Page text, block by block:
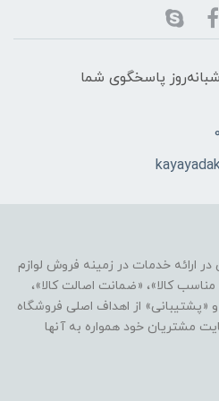
، ۲۴ ساعت شبانه‌روز پاسخگوی شما
ارائه خدمات در زمینه فروش لوازم
کالا»، «ضمانت اصالت کالا»،
«پشتیبانی» از اهداف اصلی فروشگاه
مشتریان خود همواره به آنها